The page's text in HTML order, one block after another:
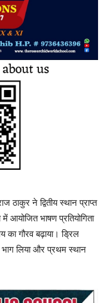
ने द्वितीय स्थान प्राप्त
आयोजित भाषण प्रतियोगिता
का गौरव बढ़ाया। ड्रिल
ने भाग लिया और प्रथम स्थान